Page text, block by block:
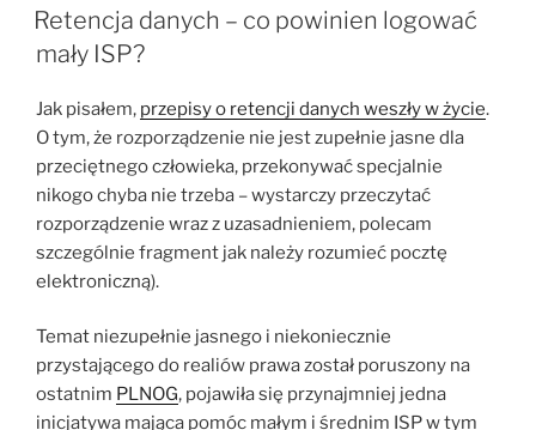
W
Retencja danych – co powinien logować
mały ISP?
Jak pisałem, przepisy o retencji danych weszły w życie.
O tym, że rozporządzenie nie jest zupełnie jasne dla
przeciętnego człowieka, przekonywać specjalnie
nikogo chyba nie trzeba – wystarczy przeczytać
rozporządzenie wraz z uzasadnieniem, polecam
szczególnie fragment jak należy rozumieć pocztę
elektroniczną).
Temat niezupełnie jasnego i niekoniecznie
przystającego do realiów prawa został poruszony na
ostatnim PLNOG, pojawiła się przynajmniej jedna
inicjatywa mająca pomóc małym i średnim ISP w tym